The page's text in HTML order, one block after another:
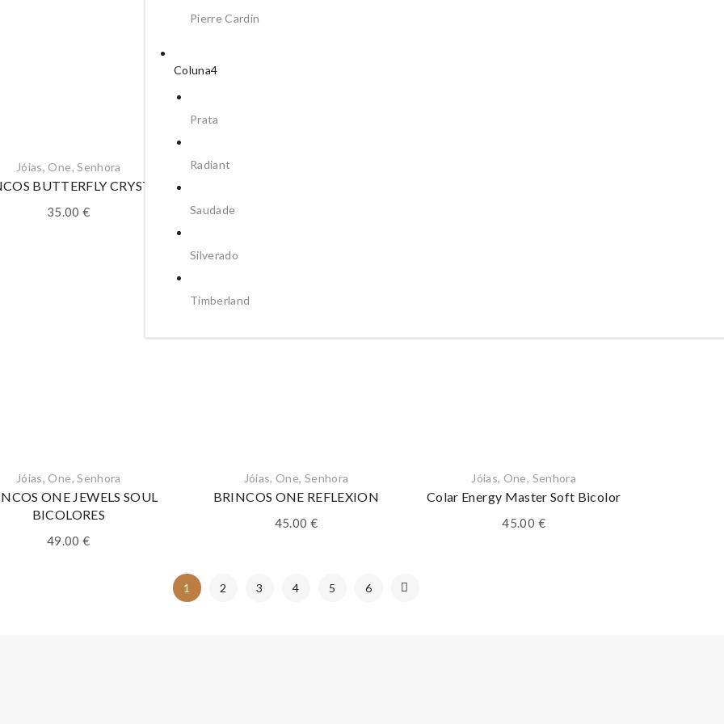
Pierre Cardin
Coluna4
Prata
Radiant
Saudade
Silverado
Timberland
Jóias, One,Senhora
BUTTERFLY CRYSTAL
35.00€
Aço,
Jóias, One,Senhora
ONE JEWELS SOUL
BICOLORES
49.00€
Jóias, One, Senhora
BRINCOS ONE REFLEXION
45.00 €
Jóias, One, Senhora
Colar Energy Master Soft Bicolor
45.00 €
1 2 3 4 5 6